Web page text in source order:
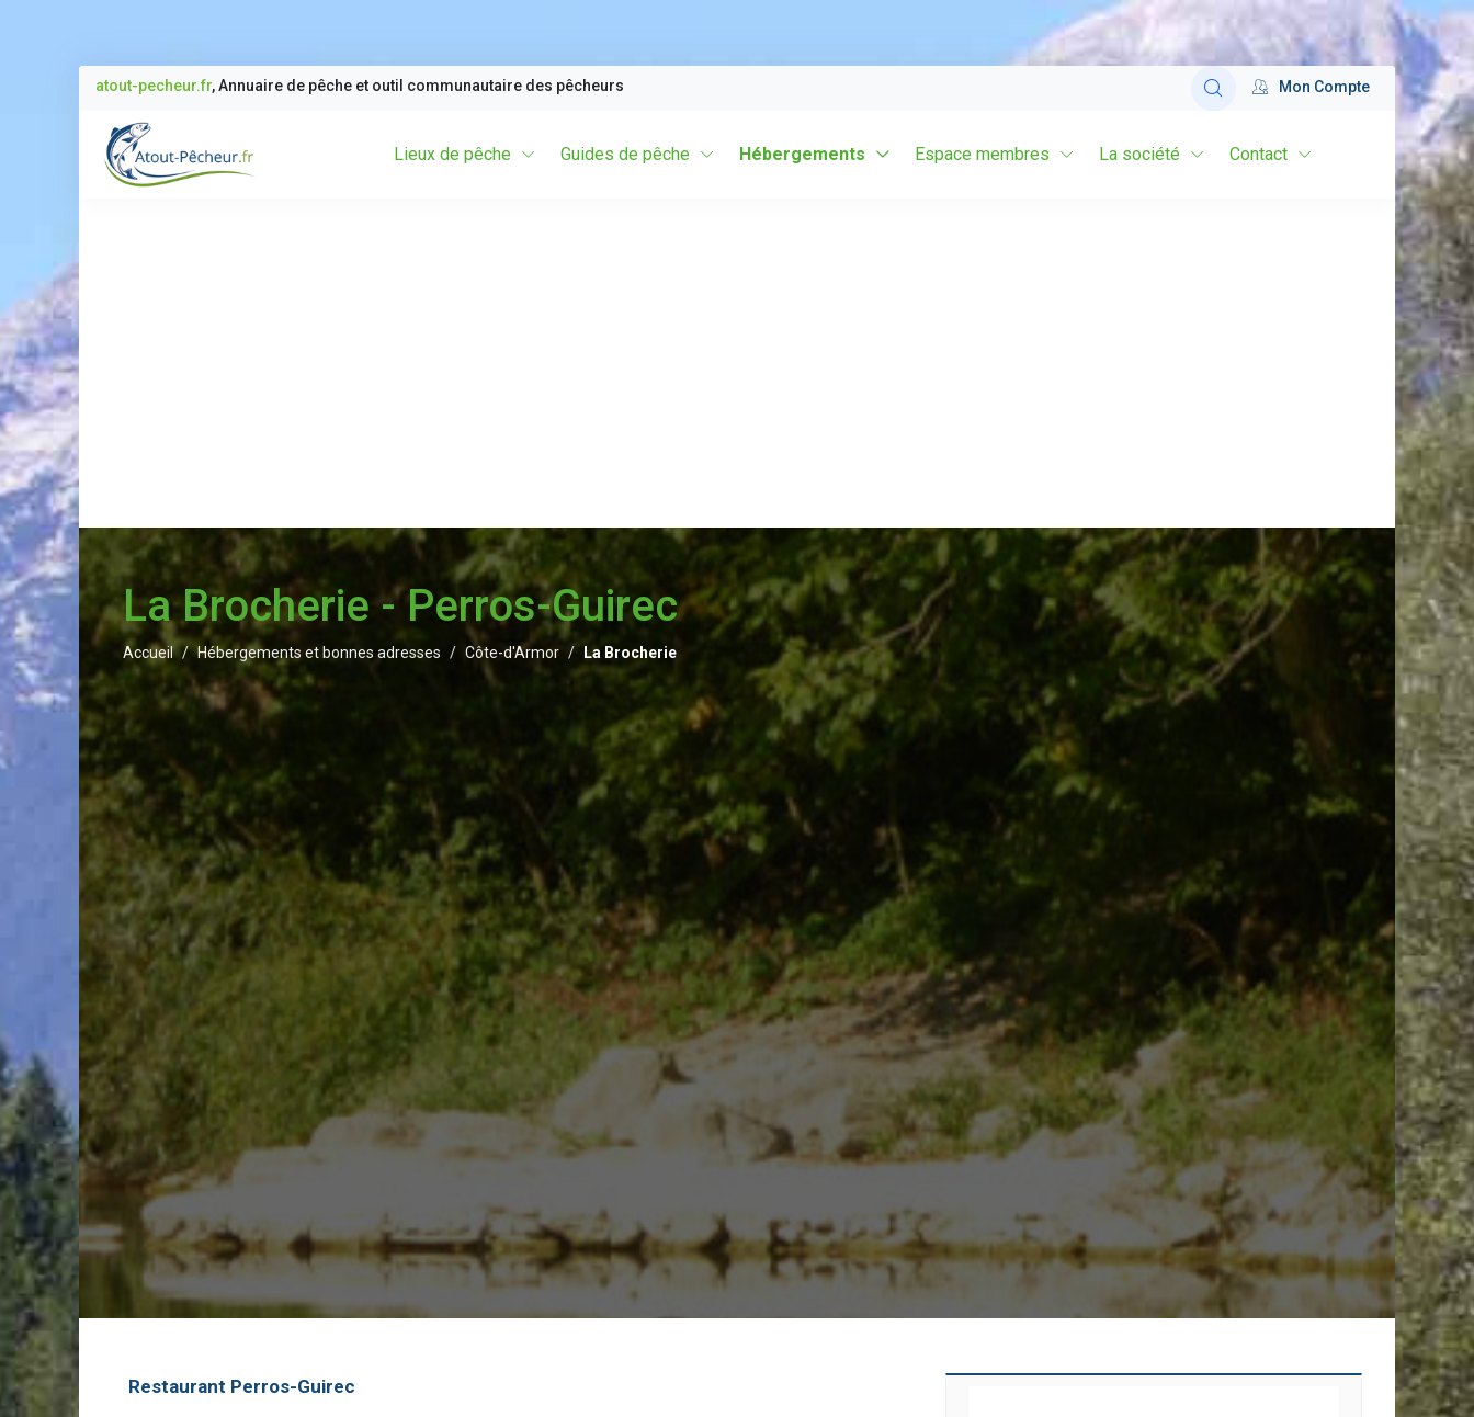
atout-pecheur.fr, Annuaire de pêche et outil communautaire des pêcheurs Mon Compte
Lieux de pêche Guides de pêche Hébergements Espace membres La société Contact
La Brocherie - Perros-Guirec
Accueil Hébergements et bonnes adresses Côte-d'Armor La Brocherie
Restaurant Perros-Guirec